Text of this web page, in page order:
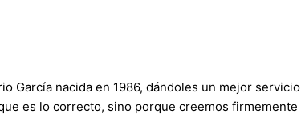
García nacida en 1986, dándoles un mejor
es lo correcto, sino porque creemos